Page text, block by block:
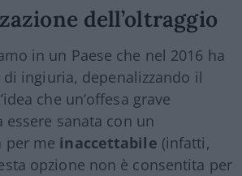
dell’oltraggio
in un Paese che nel 2016 ha
ingiuria, depenalizzando il
che un’offesa grave
essere sanata con un
per me inaccettabile (infatti,
opzione non è consentita per